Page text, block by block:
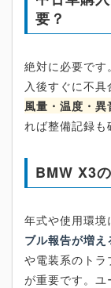
要？
絶対に必要で
入後すぐに不具
風量・温度・
れば整備記録も
BMW X3
年式や使用環境
ブル報告が増え
や電装系のト
が重要です。ユ